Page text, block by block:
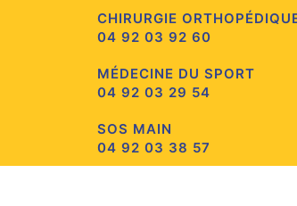
CHIRURGIE
04 92 03 92 60
MÉDECINE DU SPORT
04 92 03 29 54
SOS MAIN
04 92 03 38 57